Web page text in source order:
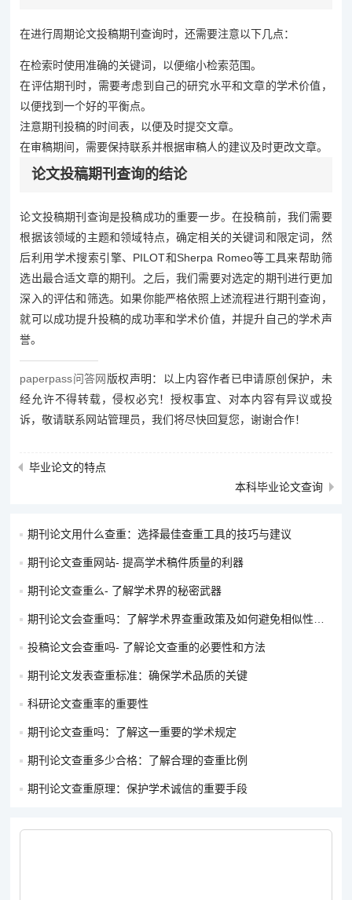
在进行周期论文投稿期刊查询时，还需要注意以下几点：
在检索时使用准确的关键词，以便缩小检索范围。
在评估期刊时，需要考虑到自己的研究水平和文章的学术价值，
以便找到一个好的平衡点。
注意期刊投稿的时间表，以便及时提交文章。
在审稿期间，需要保持联系并根据审稿人的建议及时更改文章。
论文投稿期刊查询的结论
论文投稿期刊查询是投稿成功的重要一步。在投稿前，我们需要
根据该领域的主题和领域特点，确定相关的关键词和限定词，然
后利用学术搜索引擎、PILOT和Sherpa Romeo等工具来帮助筛
选出最合适文章的期刊。之后，我们需要对选定的期刊进行更加
深入的评估和筛选。如果你能严格依照上述流程进行期刊查询，
就可以成功提升投稿的成功率和学术价值，并提升自己的学术声
誉。
paperpass问答网 版权声明：以上内容作者已申请原创保护，未
经允许不得转载，侵权必究！授权事宜、对本内容有异议或投
诉，敬请联系网站管理员，我们将尽快回复您，谢谢合作！
毕业论文的特点
本科毕业论文查询
期刊论文用什么查重：选择最佳查重工具的技巧与建议
期刊论文查重网站- 提高学术稿件质量的利器
期刊论文查重么- 了解学术界的秘密武器
期刊论文会查重吗：了解学术界查重政策及如何避免相似性问题
投稿论文会查重吗- 了解论文查重的必要性和方法
期刊论文发表查重标准：确保学术品质的关键
科研论文查重率的重要性
期刊论文查重吗：了解这一重要的学术规定
期刊论文查重多少合格：了解合理的查重比例
期刊论文查重原理：保护学术诚信的重要手段